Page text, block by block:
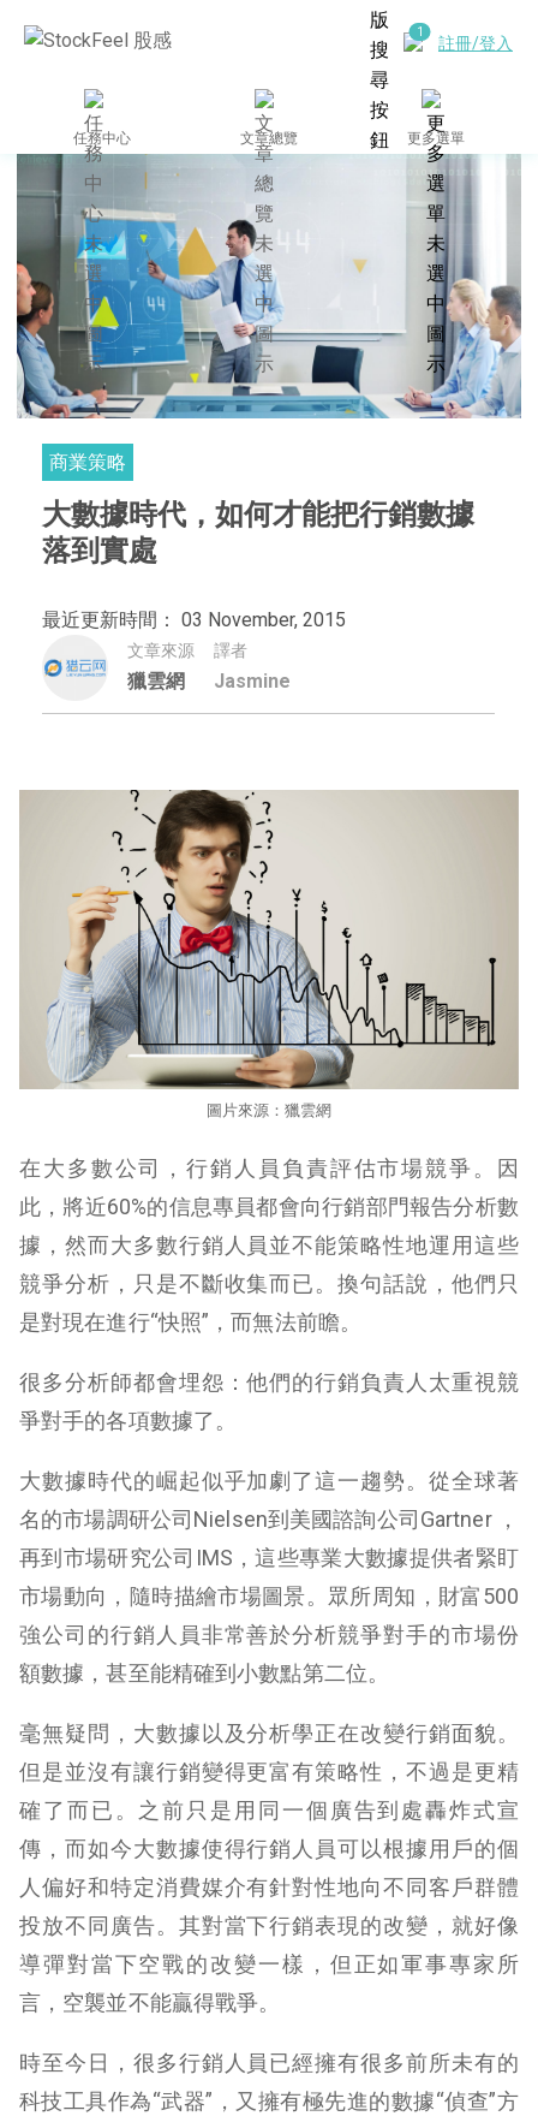
註冊/登入
任務中心 文章總覽 更多選單
商業策略
大數據時代，如何才能把行銷數據
落到實處
最近更新時間： 03 November, 2015
文章來源
獵雲網
譯者
Jasmine
圖片來源：獵雲網
在大多數公司，行銷人員負責評估市場競爭。因
此，將近60%的信息專員都會向行銷部門報告分析數
據，然而大多數行銷人員並不能策略性地運用這些
競爭分析，只是不斷收集而已。換句話說，他們只
是對現在進行“快照”，而無法前瞻。
很多分析師都會埋怨：他們的行銷負責人太重視競
爭對手的各項數據了。
大數據時代的崛起似乎加劇了這一趨勢。從全球著
名的市場調研公司Nielsen到美國諮詢公司Gartner ，
再到市場研究公司IMS，這些專業大數據提供者緊盯
市場動向，隨時描繪市場圖景。眾所周知，財富500
強公司的行銷人員非常善於分析競爭對手的市場份
額數據，甚至能精確到小數點第二位。
毫無疑問，大數據以及分析學正在改變行銷面貌。
但是並沒有讓行銷變得更富有策略性，不過是更精
確了而已。之前只是用同一個廣告到處轟炸式宣
傳，而如今大數據使得行銷人員可以根據用戶的個
人偏好和特定消費媒介有針對性地向不同客戶群體
投放不同廣告。其對當下行銷表現的改變，就好像
導彈對當下空戰的改變一樣，但正如軍事專家所
言，空襲並不能贏得戰爭。
時至今日，很多行銷人員已經擁有很多前所未有的
科技工具作為“武器”，又擁有極先進的數據“偵查”方